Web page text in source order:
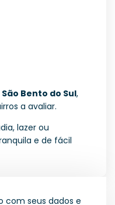
São Bento do Sul,
a avaliar.
lazer ou
e de fácil
com seus dados e